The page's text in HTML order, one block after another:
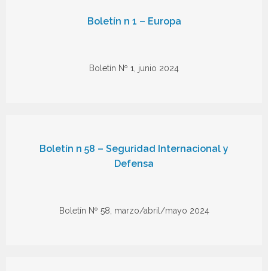
Boletín n 1 – Europa
Boletín Nº 1, junio 2024
Boletín n 58 – Seguridad Internacional y
Defensa
Boletín Nº 58, marzo/abril/mayo 2024